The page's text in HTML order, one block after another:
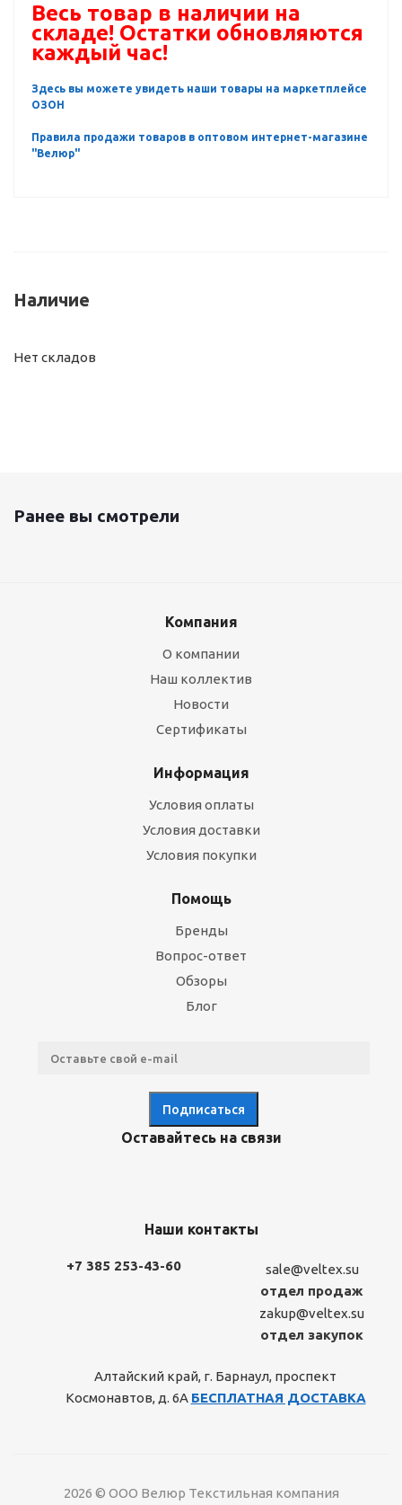
Весь товар в наличии на
складе! Остатки обновляются
каждый час!
Здесь вы можете увидеть наши товары на маркетплейсе
ОЗОН
Правила продажи товаров в оптовом интернет-магазине
"Велюр"
Наличие
Нет складов
Ранее вы смотрели
Компания
О компании
Наш коллектив
Новости
Сертификаты
Информация
Условия оплаты
Условия доставки
Условия покупки
Помощь
Бренды
Вопрос-ответ
Обзоры
Блог
Оставайтесь на связи
Наши контакты
+7 385 253-43-60
sale@veltex.su
отдел продаж
zakup@veltex.su
отдел закупок
Алтайский край, г. Барнаул, проспект
Космонавтов, д. 6А БЕСПЛАТНАЯ ДОСТАВКА
2026 © ООО Велюр Текстильная компания